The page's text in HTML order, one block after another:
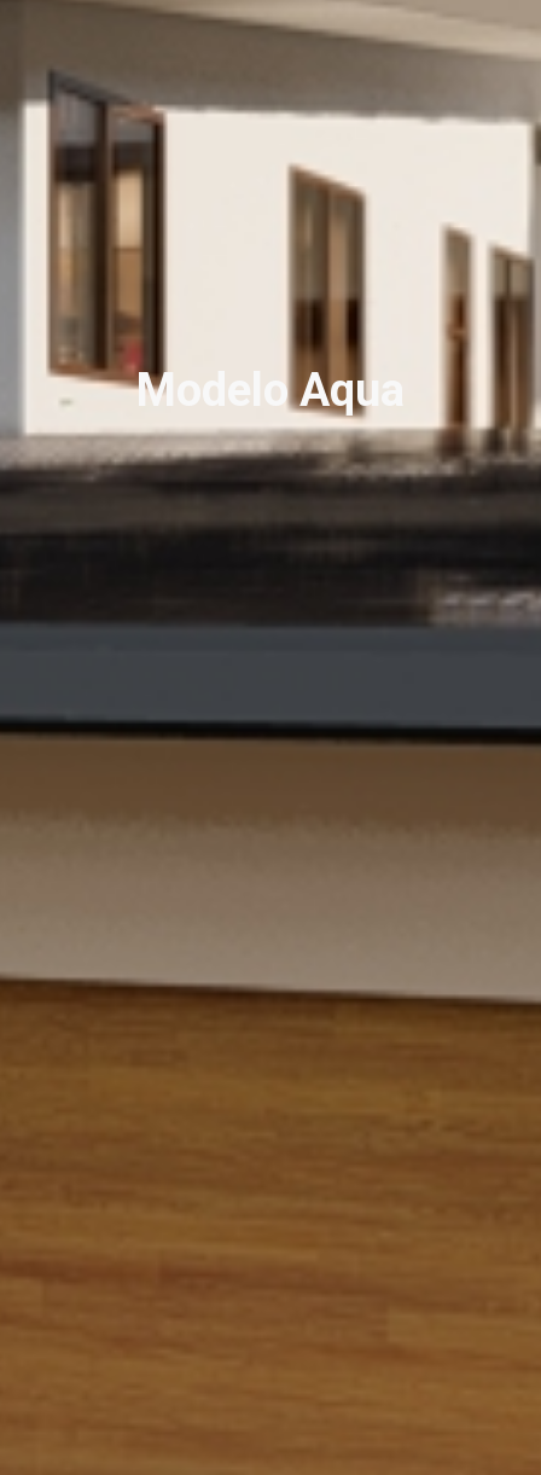
Modelo Aqua